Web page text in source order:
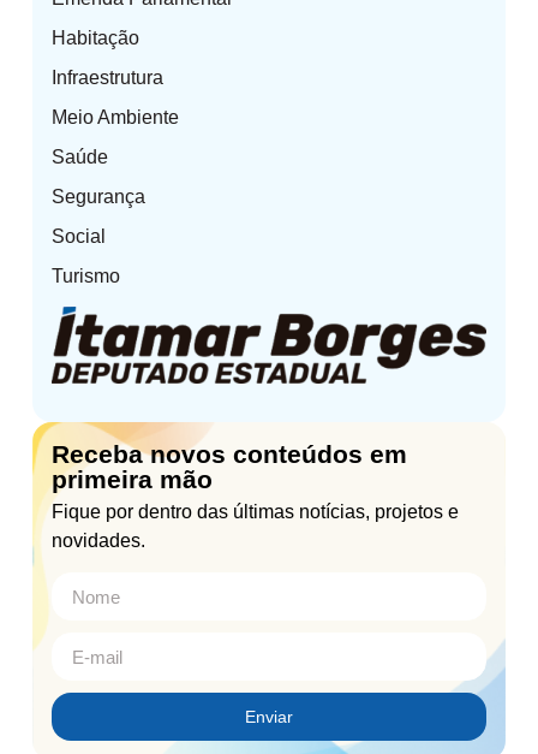
Habitação
Infraestrutura
Meio Ambiente
Saúde
Segurança
Social
Turismo
Receba novos conteúdos em
primeira mão
Fique por dentro das últimas notícias, projetos e
novidades.
Enviar